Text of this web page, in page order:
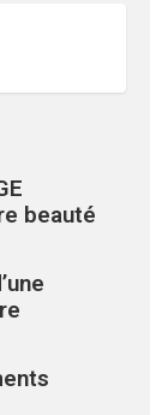
beauté